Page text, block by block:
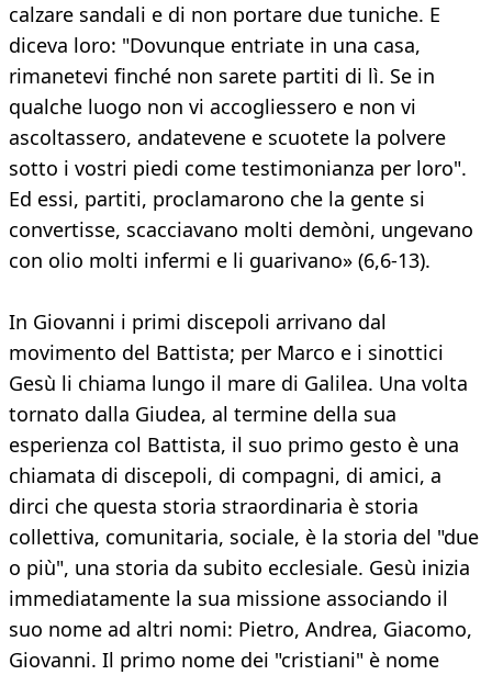
calzare sandali e di non portare due tuniche. E
diceva loro: "Dovunque entriate in una casa,
rimanetevi finché non sarete partiti di lì. Se in
qualche luogo non vi accogliessero e non vi
ascoltassero, andatevene e scuotete la polvere
sotto i vostri piedi come testimonianza per loro".
Ed essi, partiti, proclamarono che la gente si
convertisse, scacciavano molti demòni, ungevano
con olio molti infermi e li guarivano» (6,6-13).
In Giovanni i primi discepoli arrivano dal
movimento del Battista; per Marco e i sinottici
Gesù li chiama lungo il mare di Galilea. Una volta
tornato dalla Giudea, al termine della sua
esperienza col Battista, il suo primo gesto è una
chiamata di discepoli, di compagni, di amici, a
dirci che questa storia straordinaria è storia
collettiva, comunitaria, sociale, è la storia del "due
o più", una storia da subito ecclesiale. Gesù inizia
immediatamente la sua missione associando il
suo nome ad altri nomi: Pietro, Andrea, Giacomo,
Giovanni. Il primo nome dei "cristiani" è nome